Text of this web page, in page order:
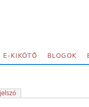
E-KIKÖTŐ BLOGOK